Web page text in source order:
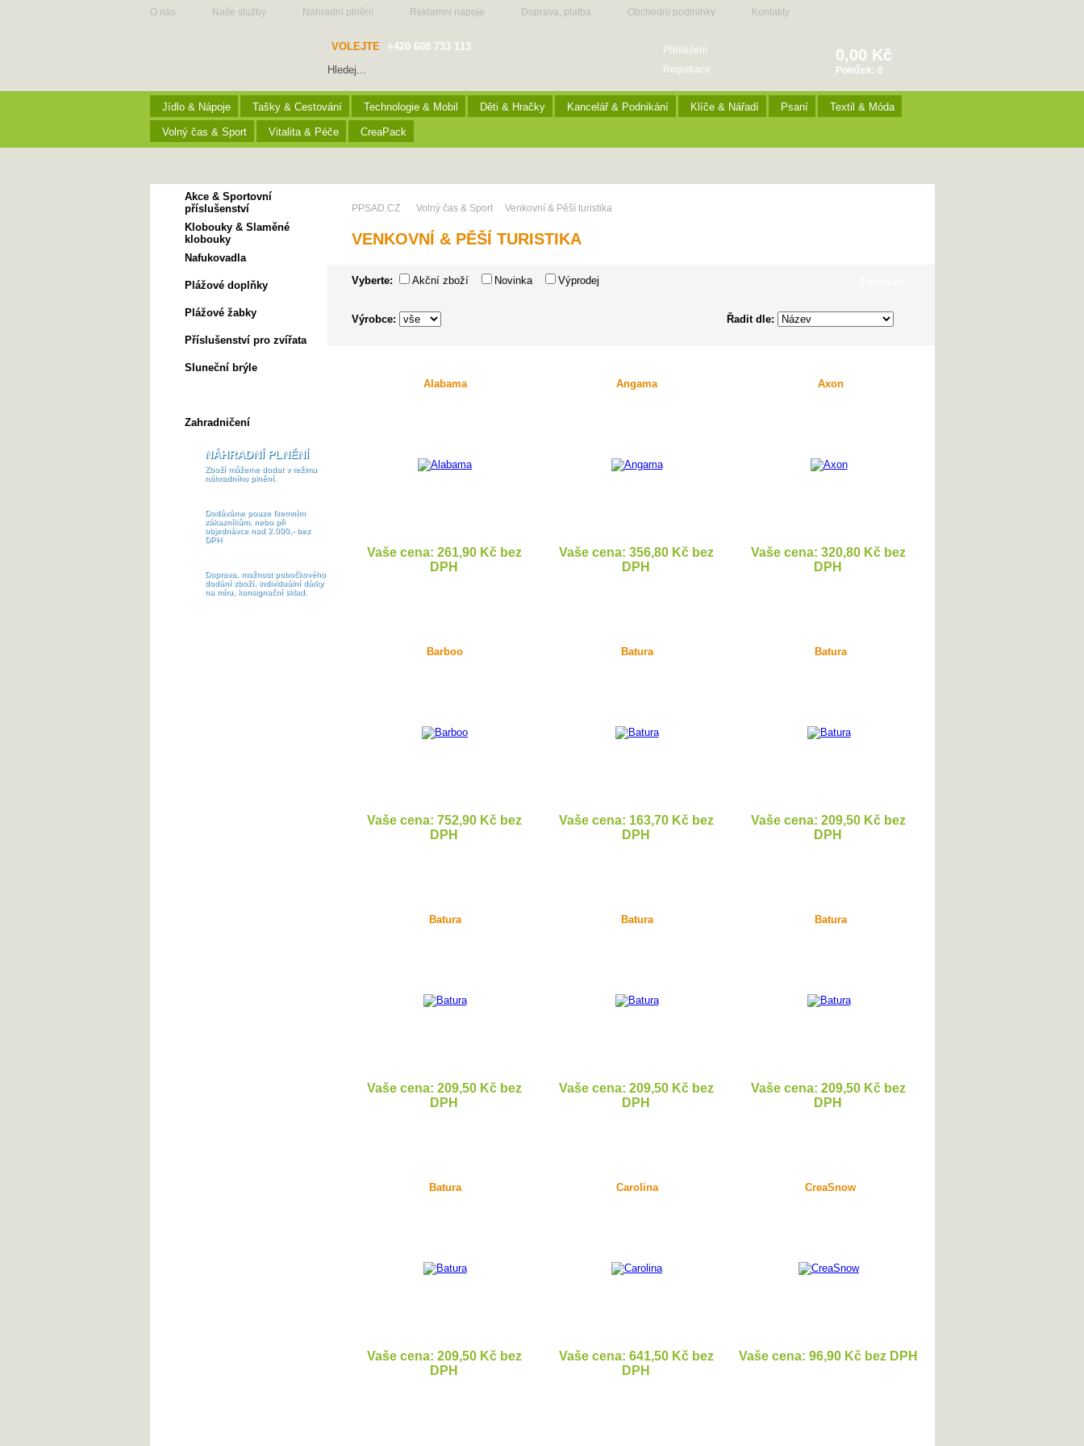
O nás Naše služby Náhradní plnění Reklamní nápoje Doprava, platba Obchodní podmínky Kontakty
VOLEJTE +420 608 733 113
Přihlášení
Registrace
0,00 Kč
Položek: 0
Jídlo & Nápoje Tašky & Cestování Technologie & Mobil Děti & Hračky Kancelář & Podnikání Klíče & Nářadí Psaní Textil & Móda
Volný čas & Sport Vitalita & Péče CreaPack
Akce & Sportovní
příslušenství
Klobouky & Slaměné
klobouky
Nafukovadla
Plážové doplňky
Plážové žabky
Příslušenství pro zvířata
Sluneční brýle
Zahradničení
NÁHRADNÍ PLNĚNÍ
Zboží můžeme dodat v režimu
náhradního plnění.
Dodáváme pouze firemním
zákazníkům, nebo při
objednávce nad 2.000,- bez
DPH
Doprava, možnost pobočkového
dodání zboží, individuální dárky
na míru, konsignační sklad.
PPSAD.CZ Volný čas & Sport Venkovní & Pěší turistika
VENKOVNÍ & PĚŠÍ TURISTIKA
Vyberte: Akční zboží Novinka Výprodej
Výrobce: Řadit dle:
Alabama
Vaše cena: 261,90 Kč bez
DPH
Angama
Vaše cena: 356,80 Kč bez
DPH
Axon
Vaše cena: 320,80 Kč bez
DPH
Barboo
Vaše cena: 752,90 Kč bez
DPH
Batura
Vaše cena: 163,70 Kč bez
DPH
Batura
Vaše cena: 209,50 Kč bez
DPH
Batura
Vaše cena: 209,50 Kč bez
DPH
Batura
Vaše cena: 209,50 Kč bez
DPH
Batura
Vaše cena: 209,50 Kč bez
DPH
Batura
Vaše cena: 209,50 Kč bez
DPH
Carolina
Vaše cena: 641,50 Kč bez
DPH
CreaSnow
Vaše cena: 96,90 Kč bez DPH